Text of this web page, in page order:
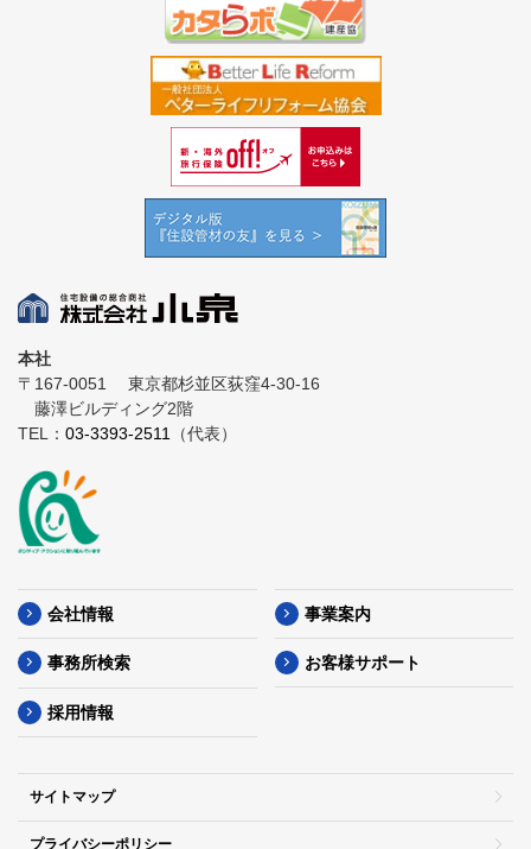
本社
〒167-0051
東京都杉並区荻窪4-30-16
藤澤ビルディング2階
TEL： 03-3393-2511 （代表）
会社情報 事業案内
事務所検索 お客様サポート
採用情報
サイトマップ
プライバシーポリシー